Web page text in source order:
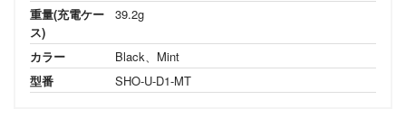
重量(充電ケー
ス)
39.2g
カラー
Black、Mint
型番
SHO-U-D1-MT